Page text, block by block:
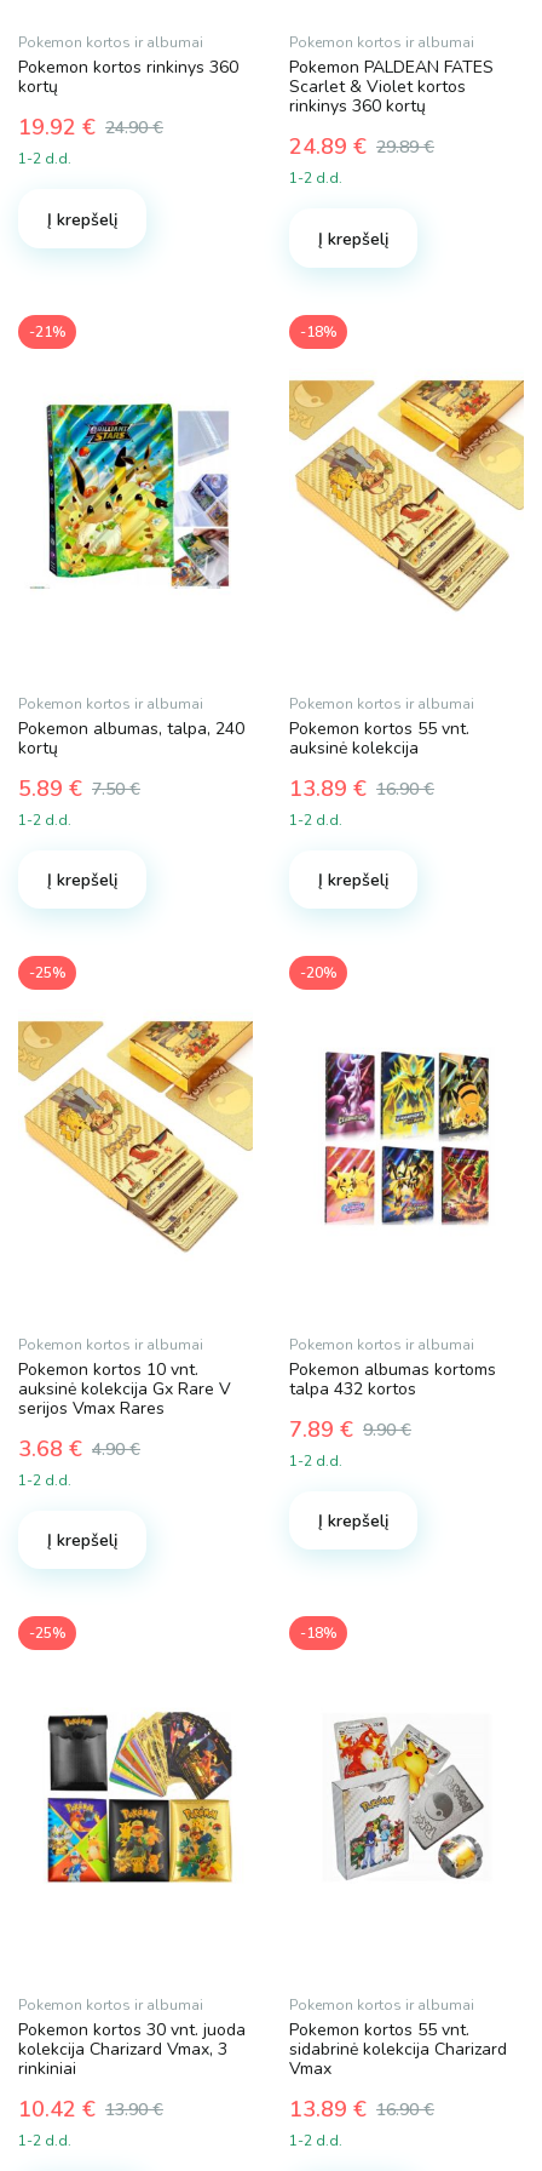
Pokemon kortos ir albumai
Pokemon kortos rinkinys 360
kortų
24.90€
Original
price
24.90 €.
19.92 €
Current
price
19.92 €.
1-2 d.d.
Į krepšelį
Pokemon kortos ir albumai
Pokemon PALDEAN FATES
Scarlet & Violet kortos
rinkinys 360 kortų
29.89€
Original
price
29.89 €.
24.89 €
Current
price
24.89 €.
1-2 d.d.
Į krepšelį
-21%
Pokemon kortos ir albumai
Pokemon albumas, talpa, 240
kortų
7.50€
Original
price
7.50 €.
5.89 €
Current
price
5.89 €.
1-2 d.d.
Į krepšelį
-18%
Pokemon kortos ir albumai
Pokemon kortos 55 vnt.
auksinė kolekcija
16.90€
Original
price
16.90 €.
13.89 €
Current
price
13.89 €.
1-2 d.d.
Į krepšelį
-25%
Pokemon kortos ir albumai
Pokemon kortos 10 vnt.
auksinė kolekcija Gx Rare V
serijos Vmax Rares
4.90€
Original
price
4.90 €.
3.68 €
Current
price
3.68 €.
1-2 d.d.
Į krepšelį
-20%
Pokemon kortos ir albumai
Pokemon albumas kortoms
talpa 432 kortos
9.90€
Original
price
9.90 €.
7.89 €
Current
price
7.89 €.
1-2 d.d.
Į krepšelį
-25%
Pokemon kortos ir albumai
Pokemon kortos 30 vnt. juoda
kolekcija Charizard Vmax, 3
rinkiniai
13.90€
Original
price
10.42 €
Current
price
1-2 d.d.
-18%
Pokemon kortos ir albumai
Pokemon kortos 55 vnt.
sidabrinė kolekcija Charizard
Vmax
16.90€
Original
price
13.89 €
Current
price
1-2 d.d.